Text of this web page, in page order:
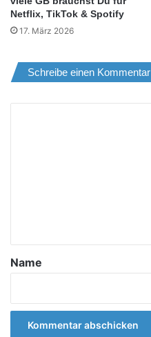
Netflix, TikTok & Spotify
17. März 2026
Schreibe einen Kommentar
a
Name